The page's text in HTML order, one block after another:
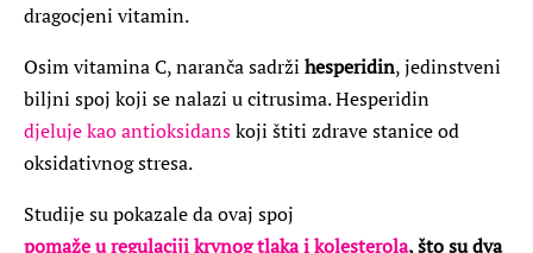
dragocjeni vitamin.
Osim vitamina C, naranča sadrži hesperidin, jedinstveni
biljni spoj koji se nalazi u citrusima. Hesperidin
djeluje kao antioksidanskoji štiti zdrave stanice od
oksidativnog stresa.
Studije su pokazale da ovaj spoj
pomaže u regulaciji krvnog tlaka i kolesterola, što su dva